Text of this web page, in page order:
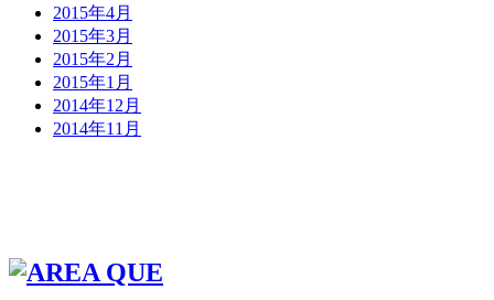
2015年4月
2015年3月
2015年2月
2015年1月
2014年12月
2014年11月